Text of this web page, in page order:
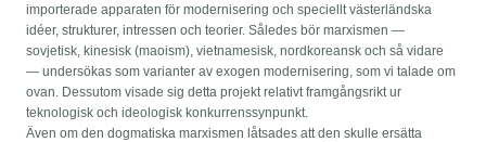
importerade apparaten för modernisering och speciellt västerländska
idéer, strukturer, intressen och teorier. Således bör marxismen —
sovjetisk, kinesisk (maoism), vietnamesisk, nordkoreansk och så vidare
— undersökas som varianter av exogen modernisering, som vi talade om
ovan. Dessutom visade sig detta projekt relativt framgångsrikt ur
teknologisk och ideologisk konkurrenssynpunkt.
Även om den dogmatiska marxismen låtsades att den skulle ersätta